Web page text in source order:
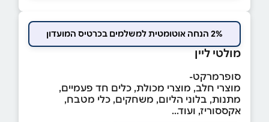
2% הנחה אוטומטית למשלמים בכרטיס המועדון
מולטי ליין
סופרמרקט-
מוצרי חלב, מוצרי מכולת, כלים חד פעמיים,
מתנות, בלוני הליום, משחקים, כלי מטבח,
אקססוריז, ועוד...